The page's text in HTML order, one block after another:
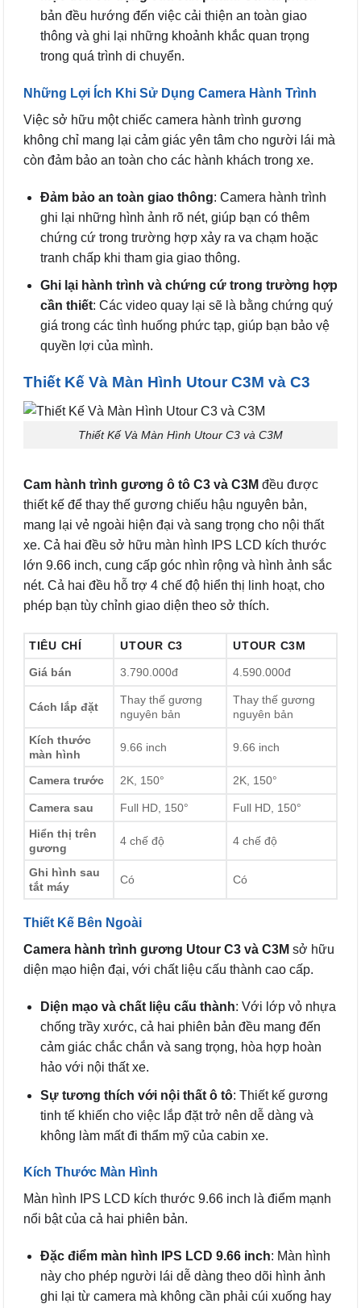
bản đều hướng đến việc cải thiện an toàn giao
thông và ghi lại những khoảnh khắc quan trọng
trong quá trình di chuyển.
Những Lợi Ích Khi Sử Dụng Camera Hành Trình
Việc sở hữu một chiếc camera hành trình gương
không chỉ mang lại cảm giác yên tâm cho người lái mà
còn đảm bảo an toàn cho các hành khách trong xe.
Đảm bảo an toàn giao thông: Camera hành trình
ghi lại những hình ảnh rõ nét, giúp bạn có thêm
chứng cứ trong trường hợp xảy ra va chạm hoặc
tranh chấp khi tham gia giao thông.
Ghi lại hành trình và chứng cứ trong trường hợp
cần thiết: Các video quay lại sẽ là bằng chứng quý
giá trong các tình huống phức tạp, giúp bạn bảo vệ
quyền lợi của mình.
Thiết Kế Và Màn Hình Utour C3M và C3
Thiết Kế Và Màn Hình Utour C3 và C3M
Cam hành trình gương ô tô C3 và C3M đều được
thiết kế để thay thế gương chiếu hậu nguyên bản,
mang lại vẻ ngoài hiện đại và sang trọng cho nội thất
xe. Cả hai đều sở hữu màn hình IPS LCD kích thước
lớn 9.66 inch, cung cấp góc nhìn rộng và hình ảnh sắc
nét. Cả hai đều hỗ trợ 4 chế độ hiển thị linh hoạt, cho
phép bạn tùy chỉnh giao diện theo sở thích.
TIÊU CHÍ UTOUR C3 UTOUR C3M
Giá bán 3.790.000đ 4.590.000đ
Cách lắp đặt
Thay thế gương
nguyên bản
Thay thế gương
nguyên bản
Kích thước
màn hình
9.66 inch 9.66 inch
Camera trước 2K, 150° 2K, 150°
Camera sau Full HD, 150°
Full HD, 150°
Hiển thị trên
gương
4 chế độ 4 chế độ
Ghi hình sau
tắt máy
Có Có
Thiết Kế Bên Ngoài
Camera hành trình gương Utour C3 và C3M sở hữu
diện mạo hiện đại, với chất liệu cấu thành cao cấp.
Diện mạo và chất liệu cấu thành: Với lớp vỏ nhựa
chống trầy xước, cả hai phiên bản đều mang đến
cảm giác chắc chắn và sang trọng, hòa hợp hoàn
hảo với nội thất xe.
Sự tương thích với nội thất ô tô: Thiết kế gương
tinh tế khiến cho việc lắp đặt trở nên dễ dàng và
không làm mất đi thẩm mỹ của cabin xe.
Kích Thước Màn Hình
Màn hình IPS LCD kích thước 9.66 inch là điểm mạnh
nổi bật của cả hai phiên bản.
Đặc điểm màn hình IPS LCD 9.66 inch: Màn hình
này cho phép người lái dễ dàng theo dõi hình ảnh
ghi lại từ camera mà không cần phải cúi xuống hay